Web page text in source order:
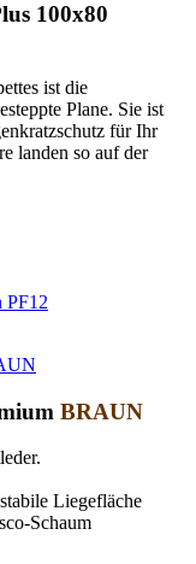
100x80
ist die
Plane. Sie ist
für Ihr
landen so auf der
PF12
BRAUN
Liegefläche
Schaum